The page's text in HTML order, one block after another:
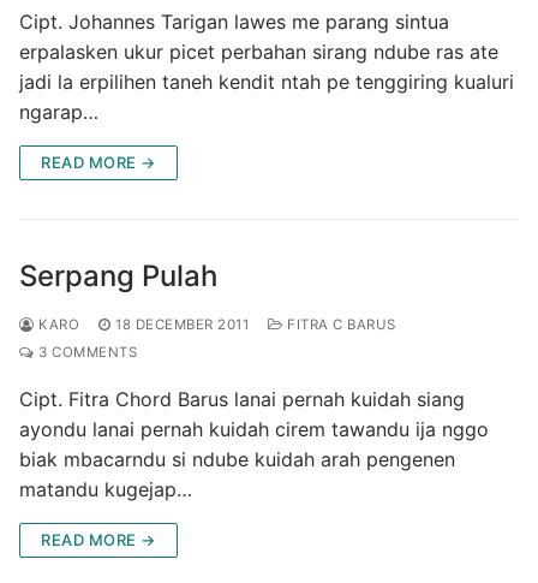
Cipt. Johannes Tarigan lawes me parang sintua
erpalasken ukur picet perbahan sirang ndube ras ate
jadi la erpilihen taneh kendit ntah pe tenggiring kualuri
ngarap…
READ MORE →
Serpang Pulah
KARO 18 DECEMBER 2011
FITRA C BARUS
3 COMMENTS
Cipt. Fitra Chord Barus lanai pernah kuidah siang
ayondu lanai pernah kuidah cirem tawandu ija nggo
biak mbacarndu si ndube kuidah arah pengenen
matandu kugejap…
READ MORE →